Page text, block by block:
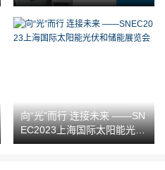
向“光”而行 连接未来 ——SN
EC2023上海国际太阳能光伏
和储能展览会